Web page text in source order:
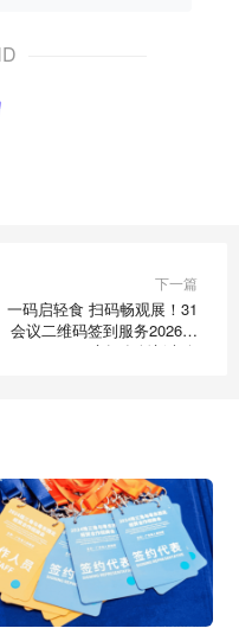
下一篇
一码启轻食 扫码畅观展！31
会议二维码签到服务2026健
康轻食创新大会